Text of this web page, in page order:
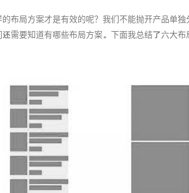
布局方案才是有效的呢？我们不能抛开产品单
需要知道有哪些布局方案。下面我总结了六大布